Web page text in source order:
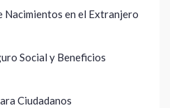
Nacimientos en el Extranjero
Social y Beneficios
Ciudadanos